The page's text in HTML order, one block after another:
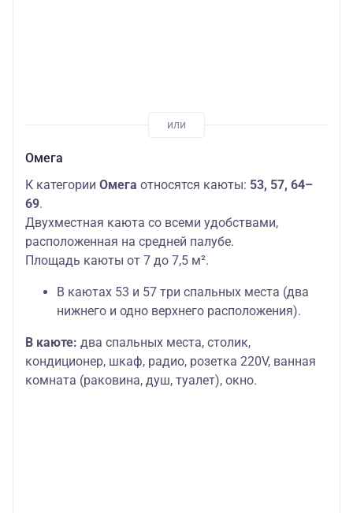
Омега
К категории Омега относятся каюты: 53, 57, 64–
69.
Двухместная каюта со всеми удобствами,
расположенная на средней палубе.
Площадь каюты от 7 до 7,5 м².
В каютах 53 и 57 три спальных места (два
нижнего и одно верхнего расположения).
В каюте: два спальных места, столик,
кондиционер, шкаф, радио, розетка 220V, ванная
комната (раковина, душ, туалет), окно.